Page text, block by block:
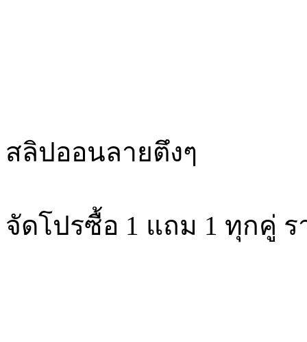
สลิปออนลายตึงๆ
จัดโปรซื้อ 1 แถม 1 ทุกคู่ ร